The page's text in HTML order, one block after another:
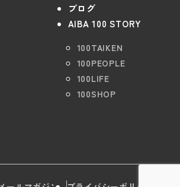
ブログ
AIBA 100 STORY
100TAIKEN
100PEOPLE
100LIFE
100SHOP